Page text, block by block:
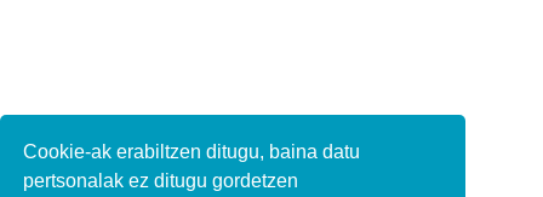
Cookie-ak erabiltzen ditugu, baina datu
pertsonalak ez ditugu gordetzen